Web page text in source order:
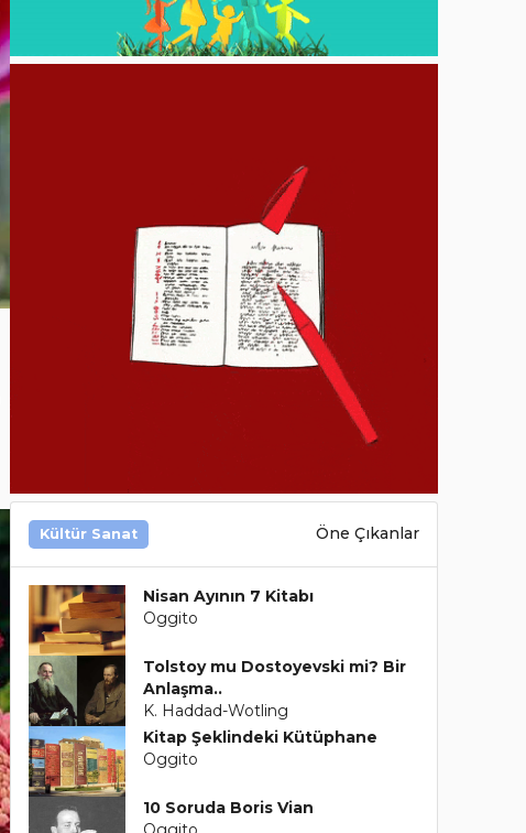
Kültür Sanat Öne Çıkanlar
Nisan Ayının 7 Kitabı
Oggito
Tolstoy mu Dostoyevski mi? Bir
Anlaşma..
K. Haddad-Wotling
Kitap Şeklindeki Kütüphane
Oggito
10 Soruda Boris Vian